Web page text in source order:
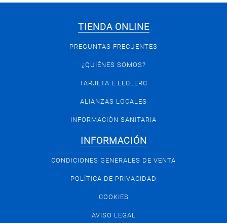
TIENDA ONLINE
PREGUNTAS FRECUENTES
¿QUIÉNES SOMOS?
TARJETA E.LECLERC
ALIANZAS LOCALES
INFORMACIÓN SANITARIA
INFORMACIÓN
CONDICIONES GENERALES DE VENTA
POLÍTICA DE PRIVACIDAD
COOKIES
AVISO LEGAL